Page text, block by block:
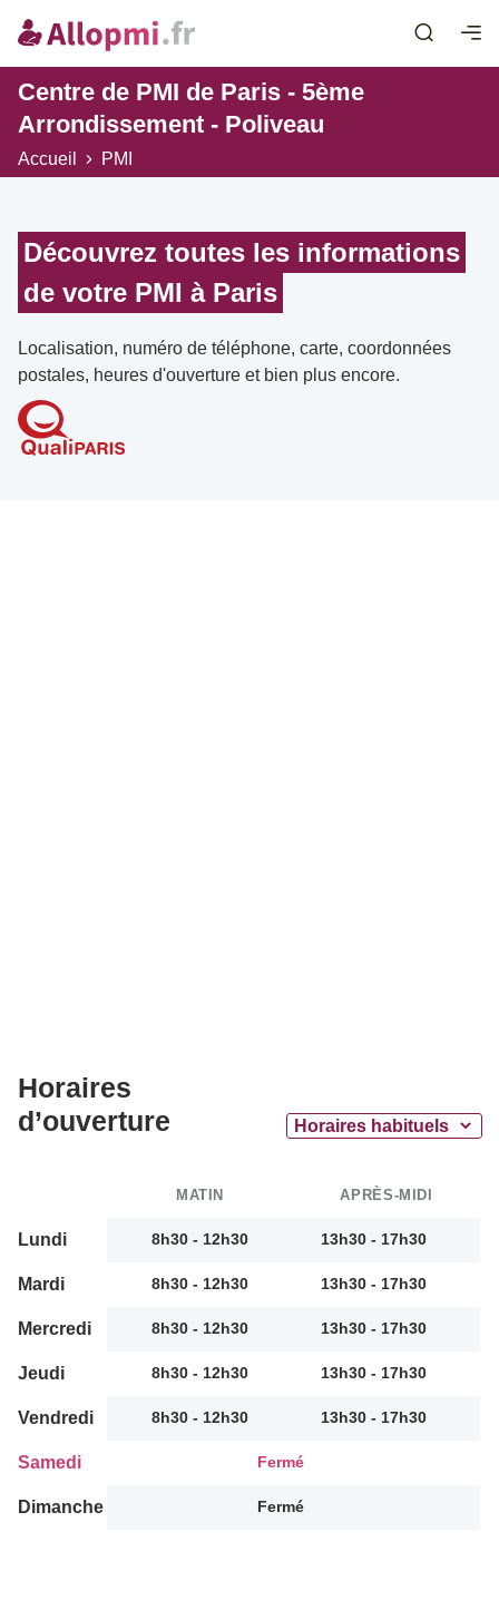
Centre de PMI de Paris - 5ème
Arrondissement - Poliveau
Accueil PMI
Découvrez toutes les informations
de votre PMI à Paris
Localisation, numéro de téléphone, carte, coordonnées
postales, heures d'ouverture et bien plus encore.
Horaires
d’ouverture
MATIN APRÈS-MIDI
Lundi 8h30 - 12h30 13h30 - 17h30
Mardi 8h30 - 12h30 13h30 - 17h30
Mercredi 8h30 - 12h30 13h30 - 17h30
Jeudi 8h30 - 12h30 13h30 - 17h30
Vendredi 8h30 - 12h30 13h30 - 17h30
Samedi Fermé
Dimanche Fermé